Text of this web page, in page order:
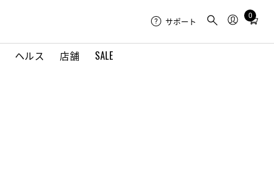
ヘルス 店舗 SALE
サポート
0
Total
in